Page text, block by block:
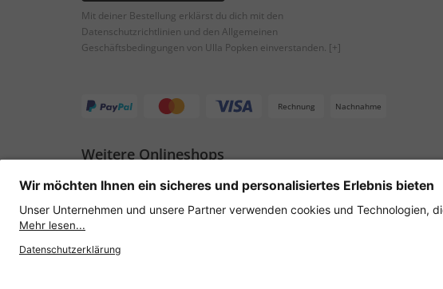
Mit deiner Bestellung erklärst du dich mit den
Datenschutzrichtlinien und den Allgemeinen
Geschäftsbedingungen von Ulla Popken einverstanden. [+]
Rechnung Nachnahme
Weitere Onlineshops
Österreich